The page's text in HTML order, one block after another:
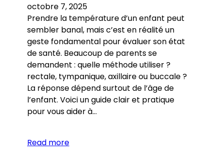
octobre 7, 2025
Prendre la température d’un enfant peut
sembler banal, mais c’est en réalité un
geste fondamental pour évaluer son état
de santé. Beaucoup de parents se
demandent : quelle méthode utiliser ?
rectale, tympanique, axillaire ou buccale ?
La réponse dépend surtout de l’âge de
l’enfant. Voici un guide clair et pratique
pour vous aider à…
Read more